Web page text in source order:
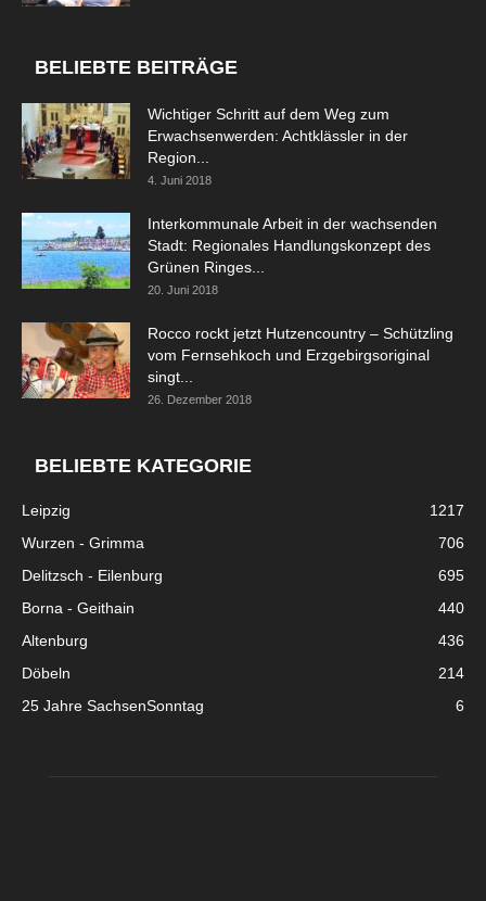
BELIEBTE BEITRÄGE
Wichtiger Schritt auf dem Weg zum
Erwachsenwerden: Achtklässler in der
Region...
4. Juni 2018
Interkommunale Arbeit in der wachsenden
Stadt: Regionales Handlungskonzept des
Grünen Ringes...
20. Juni 2018
Rocco rockt jetzt Hutzencountry – Schützling
vom Fernsehkoch und Erzgebirgsoriginal
singt...
26. Dezember 2018
BELIEBTE KATEGORIE
Leipzig
1217
Wurzen - Grimma
706
Delitzsch - Eilenburg
695
Borna - Geithain
440
Altenburg
436
Döbeln
214
25 Jahre SachsenSonntag
6